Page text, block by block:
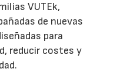
VUTEk,
de nuevas
para
reducir costes y